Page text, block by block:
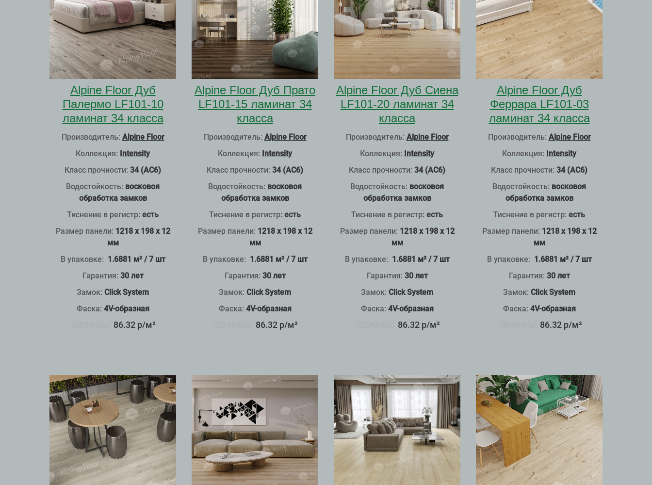
Alpine Floor Дуб
Палермо LF101-10
ламинат 34 класса
Производитель: Alpine Floor
Коллекция: Intensity
Класс прочности: 34 (АС6)
Водостойкость: восковоя
обработка замков
Тиснение в регистр: есть
Размер панели: 1218 x 198 x 12
мм
В упаковке: 1.6881 м² / 7 шт
Гарантия: 30 лет
Замок: Click System
Фаска: 4V-образная
86.32 р/м²
Alpine Floor Дуб Прато
LF101-15 ламинат 34
класса
Производитель: Alpine Floor
Коллекция: Intensity
Класс прочности: 34 (АС6)
Водостойкость: восковоя
обработка замков
Тиснение в регистр: есть
Размер панели: 1218 x 198 x 12
мм
В упаковке: 1.6881 м² / 7 шт
Гарантия: 30 лет
Замок: Click System
Фаска: 4V-образная
86.32 р/м²
Alpine Floor Дуб Сиена
LF101-20 ламинат 34
класса
Производитель: Alpine Floor
Коллекция: Intensity
Класс прочности: 34 (АС6)
Водостойкость: восковоя
обработка замков
Тиснение в регистр: есть
Размер панели: 1218 x 198 x 12
мм
В упаковке: 1.6881 м² / 7 шт
Гарантия: 30 лет
Замок: Click System
Фаска: 4V-образная
86.32 р/м²
Alpine Floor Дуб
Феррара LF101-03
ламинат 34 класса
Производитель: Alpine Floor
Коллекция: Intensity
Класс прочности: 34 (АС6)
Водостойкость: восковоя
обработка замков
Тиснение в регистр: есть
Размер панели: 1218 x 198 x 12
мм
В упаковке: 1.6881 м² / 7 шт
Гарантия: 30 лет
Замок: Click System
Фаска: 4V-образная
86.32 р/м²